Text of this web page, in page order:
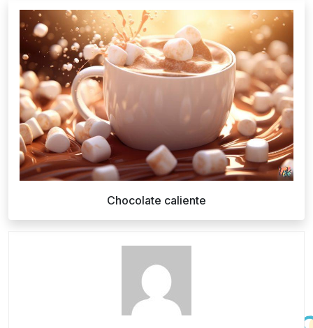
Chocolate caliente